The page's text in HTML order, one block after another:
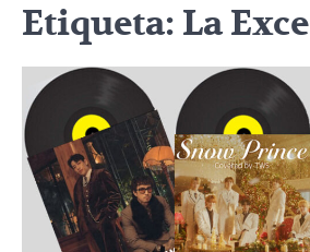
Etiqueta: La Exce